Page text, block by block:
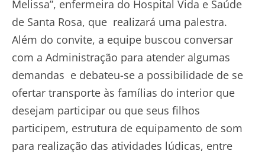
Melissa”, enfermeira do Hospital Vida e Saúde
de Santa Rosa, que realizará uma palestra.
Além do convite, a equipe buscou conversar
com a Administração para atender algumas
demandas e debateu-se a possibilidade de se
ofertar transporte às famílias do interior que
desejam participar ou que seus filhos
participem, estrutura de equipamento de som
para realização das atividades lúdicas, entre